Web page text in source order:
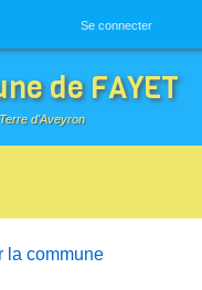
Se connecter
de FAYET
Terre d'Aveyron
la commune